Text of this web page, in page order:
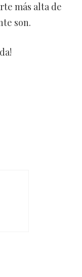
más alta de
son.